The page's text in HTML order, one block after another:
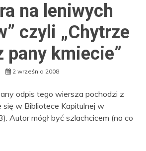
na leniwych
czyli „Chytrze
pany kmiecie”
2 września 2008
odpis tego wiersza pochodzi z
się w Bibliotece Kapitulnej w
Autor mógł być szlachcicem (na co